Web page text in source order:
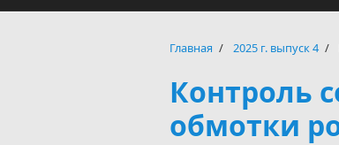
Главная / 2025 г. выпуск 4 /
Контроль
обмотки